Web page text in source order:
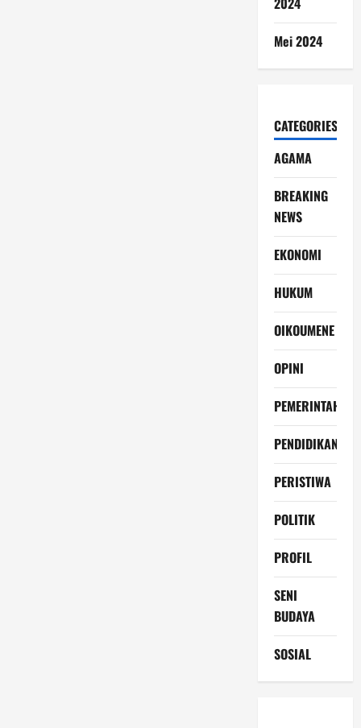
Mei 2024
CATEGORIES
AGAMA
BREAKING
NEWS
EKONOMI
HUKUM
OIKOUMENE
OPINI
PEMERINTAH
PENDIDIKAN
PERISTIWA
POLITIK
PROFIL
SENI
BUDAYA
SOSIAL